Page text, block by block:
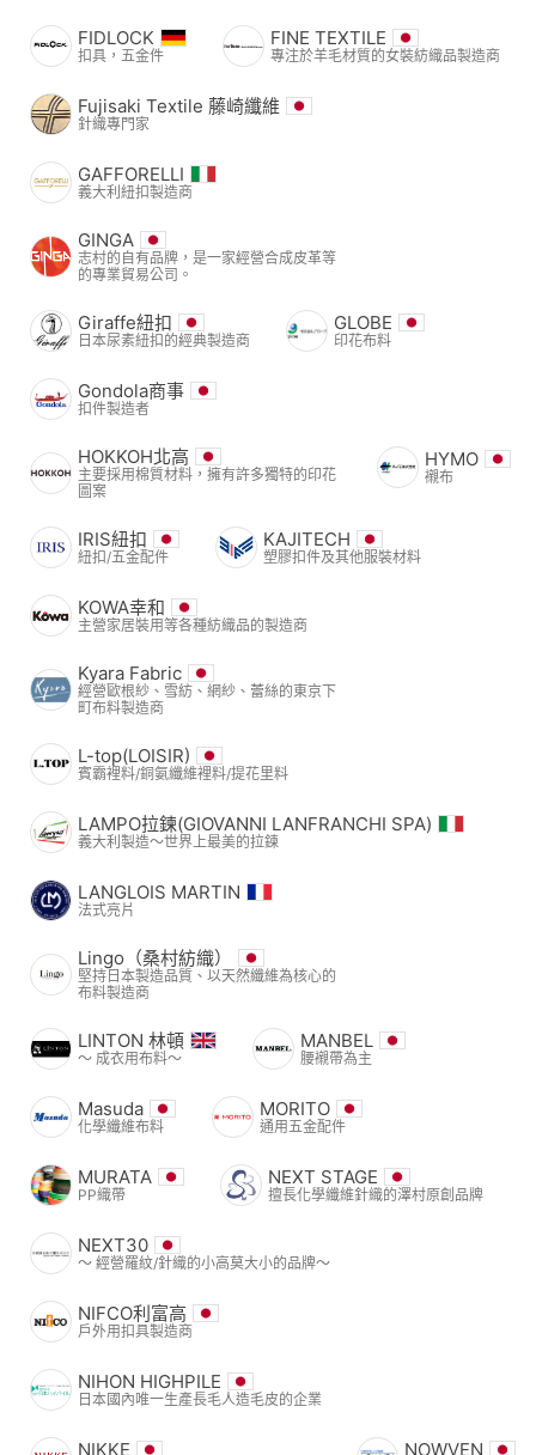
FIDLOCK
扣具，五金件
FINE TEXTILE
專注於羊毛材質的女裝紡織品製造商
Fujisaki Textile 藤崎纖維
針織專門家
GAFFORELLI
義大利紐扣製造商
GINGA
志村的自有品牌，是一家經營合成皮革等
的專業貿易公司。
Giraffe紐扣
日本尿素紐扣的經典製造商
GLOBE
印花布料
Gondola商事
扣件製造者
HOKKOH北高
主要採用棉質材料，擁有許多獨特的印花
圖案
HYMO
襯布
IRIS紐扣
紐扣/五金配件
KAJITECH
塑膠扣件及其他服裝材料
KOWA幸和
主營家居裝用等各種紡織品的製造商
Kyara Fabric
經營歐根紗、雪紡、網紗、蕾絲的東京下
町布料製造商
L-top(LOISIR)
賓霸裡料/銅氨纖維裡料/提花里料
LAMPO拉鍊(GIOVANNI LANFRANCHI SPA)
義大利製造～世界上最美的拉鍊
LANGLOIS MARTIN
法式亮片
Lingo（桑村紡織）
堅持日本製造品質、以天然纖維為核心的
布料製造商
LINTON 林頓
〜 成衣用布料〜
MANBEL
腰襯帶為主
Masuda
化學纖維布料
MORITO
通用五金配件
MURATA
PP織帶
NEXT STAGE
擅長化學纖維針織的澤村原創品牌
NEXT30
〜 經營羅紋/針織的小高莫大小的品牌〜
NIFCO利富高
戶外用扣具製造商
NIHON HIGHPILE
日本國內唯一生產長毛人造毛皮的企業
NIKKE NOWVEN